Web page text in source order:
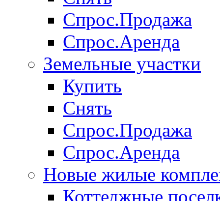
Спрос.Продажа
Спрос.Аренда
Земельные участки
Купить
Снять
Спрос.Продажа
Спрос.Аренда
Новые жилые
Коттеджные